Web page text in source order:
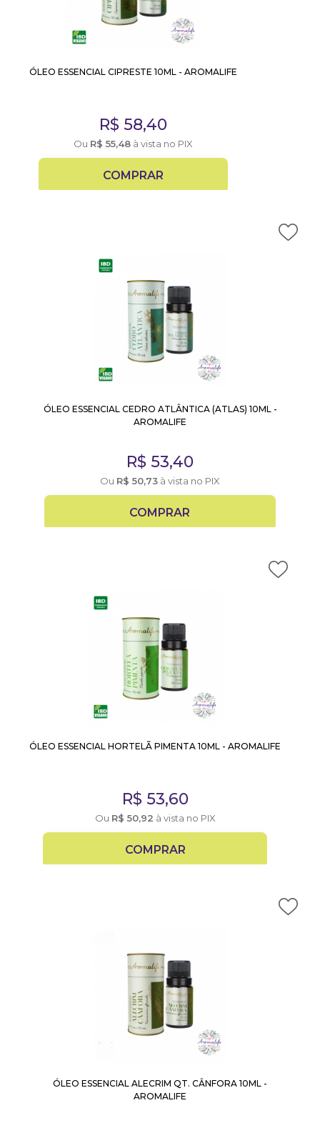
ÓLEO ESSENCIAL CIPRESTE 10ML - AROMALIFE
R$ 58,40
Ou R$ 55,48 à vista no PIX
COMPRAR
ÓLEO ESSENCIAL CEDRO ATLÂNTICA (ATLAS) 10ML -
AROMALIFE
R$ 53,40
Ou R$ 50,73 à vista no PIX
COMPRAR
ÓLEO ESSENCIAL HORTELÃ PIMENTA 10ML - AROMALIFE
R$ 53,60
Ou R$ 50,92 à vista no PIX
COMPRAR
ÓLEO ESSENCIAL ALECRIM QT. CÂNFORA 10ML -
AROMALIFE